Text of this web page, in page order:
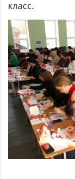
класс.